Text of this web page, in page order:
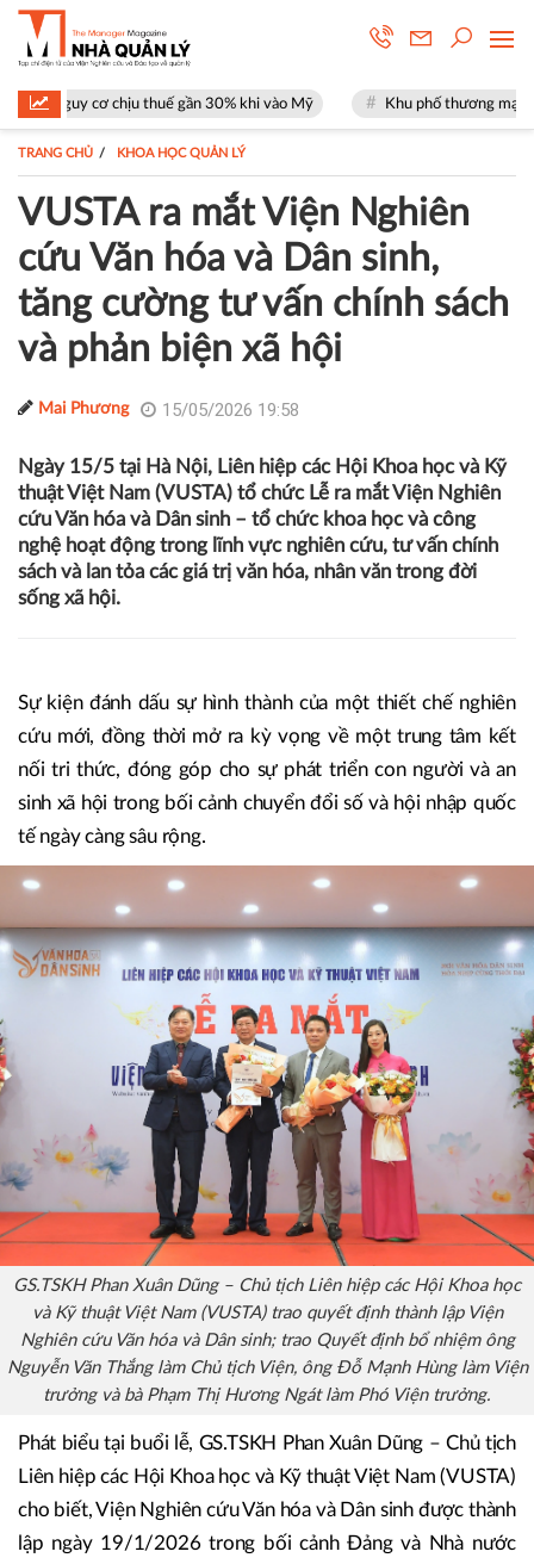
thuế gần 30% khi vào Mỹ Khu phố thương mại SOHO tại The
TRANG CHỦ KHOA HỌC QUẢN LÝ
VUSTA ra mắt Viện Nghiên
cứu Văn hóa và Dân sinh,
tăng cường tư vấn chính sách
và phản biện xã hội
Mai Phương 15/05/2026 19:58
Ngày 15/5 tại Hà Nội, Liên hiệp các Hội Khoa học và Kỹ
thuật Việt Nam (VUSTA) tổ chức Lễ ra mắt Viện Nghiên
cứu Văn hóa và Dân sinh – tổ chức khoa học và công
nghệ hoạt động trong lĩnh vực nghiên cứu, tư vấn chính
sách và lan tỏa các giá trị văn hóa, nhân văn trong đời
sống xã hội.
Sự kiện đánh dấu sự hình thành của một thiết chế nghiên
cứu mới, đồng thời mở ra kỳ vọng về một trung tâm kết
nối tri thức, đóng góp cho sự phát triển con người và an
sinh xã hội trong bối cảnh chuyển đổi số và hội nhập quốc
tế ngày càng sâu rộng.
GS.TSKH Phan Xuân Dũng – Chủ tịch Liên hiệp các Hội Khoa học
và Kỹ thuật Việt Nam (VUSTA) trao quyết định thành lập Viện
Nghiên cứu Văn hóa và Dân sinh; trao Quyết định bổ nhiệm ông
Nguyễn Văn Thắng làm Chủ tịch Viện, ông Đỗ Mạnh Hùng làm Viện
trưởng và bà Phạm Thị Hương Ngát làm Phó Viện trưởng.
Phát biểu tại buổi lễ, GS.TSKH Phan Xuân Dũng – Chủ tịch
Liên hiệp các Hội Khoa học và Kỹ thuật Việt Nam (VUSTA)
cho biết, Viện Nghiên cứu Văn hóa và Dân sinh được thành
lập ngày 19/1/2026 trong bối cảnh Đảng và Nhà nước